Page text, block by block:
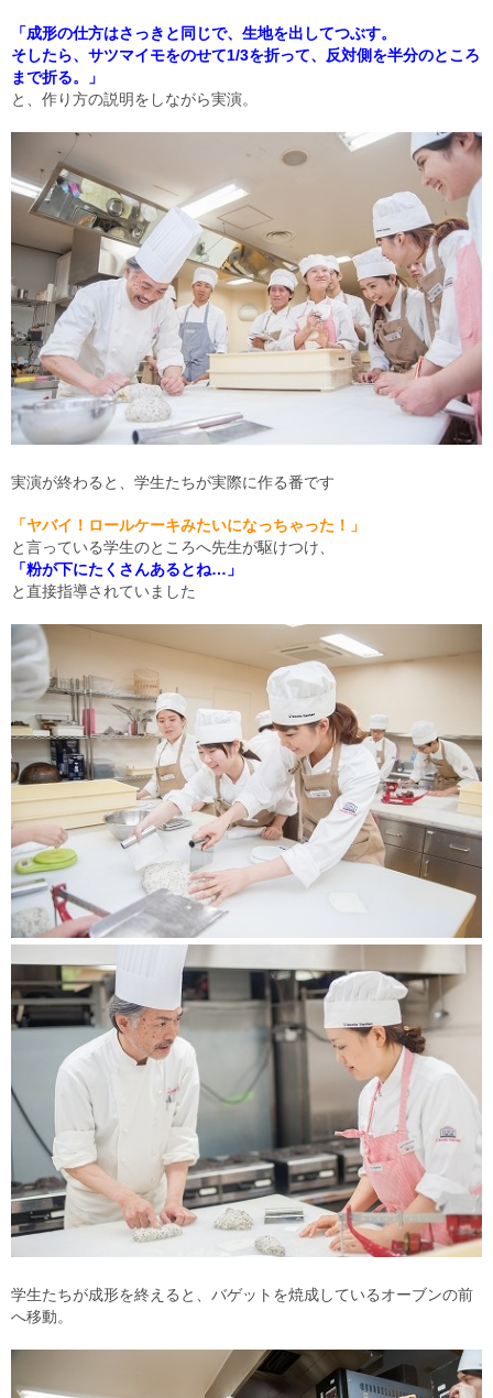
「成形の仕方はさっきと同じで、生地を出してつぶす。
そしたら、サツマイモをのせて1/3を折って、反対側を半分のところ
まで折る。」
と、作り方の説明をしながら実演。
実演が終わると、学生たちが実際に作る番です
「ヤバイ！ロールケーキみたいになっちゃった！」
と言っている学生のところへ先生が駆けつけ、
「粉が下にたくさんあるとね…」
と直接指導されていました
学生たちが成形を終えると、バゲットを焼成しているオーブンの前
へ移動。